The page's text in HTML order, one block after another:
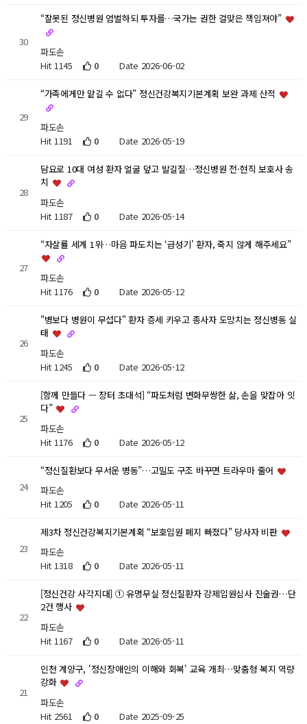
30
“잘못된 정신병원 엄벌하되 투자를…국가는 권한 걸맞은 책임져야”
파도손
Hit 1145
0 Date 2026-06-02
29
“가족에게만 맡길 수 없다” 정신건강복지기본계획 보완 과제 산적
파도손
Hit 1191
0 Date 2026-05-19
28
담요로 10대 여성 환자 얼굴 덮고 발길질…정신병원 전·현직 보호사 송
치
파도손
Hit 1187
0 Date 2026-05-14
27
“자살률 세계 1위…마음 파도치는 ‘급성기’ 환자, 죽지 않게 해주세요”
파도손
Hit 1176
0 Date 2026-05-12
26
"병보다 병원이 무섭다" 환자 증세 키우고 종사자 도망치는 정신병동 실
태
파도손
Hit 1245
0 Date 2026-05-12
25
[함께 만들다 — 장터 초대석] “파도처럼 변화무쌍한 삶, 손을 맞잡아 잇
다”
파도손
Hit 1176
0 Date 2026-05-12
24
“정신질환보다 무서운 병동”…고밀도 구조 바꾸면 트라우마 줄어
파도손
Hit 1205
0 Date 2026-05-11
23
제3차 정신건강복지기본계획 “보호입원 폐지 빠졌다” 당사자 비판
파도손
Hit 1318
0 Date 2026-05-11
22
[정신건강 사각지대] ① 유명무실 정신질환자 강제입원심사 진술권…단
2건 행사
파도손
Hit 1167
0 Date 2026-05-11
21
인천 계양구, '정신장애인의 이해와 회복' 교육 개최…맞춤형 복지 역량
강화
파도손
Hit 2561
0 Date 2025-09-25